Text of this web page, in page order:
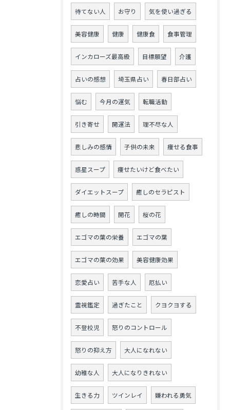
待てない人 お守り 気を使い過ぎる
美容健康 健康 健康食 食事管理
インカローズ最高級 目標願望 介護
占いの感想 埼玉県占い 春日部占い
悩む 今月の運気 転職活動
引き寄せ 開運法 理不尽な人
悲しみの感情 子供の未来 痩せる食事
惑星スープ 痩せたいけど食べたい
ダイエットスープ 癒しのセラピスト
癒しの時間 開花 桜の花
エゴマの葉の栄養 エゴマの葉
エゴマの葉の効果 美容健康効果
恋愛占い 苦手な人 厄払い
霊視鑑定 過ぎたこと クヨクヨする
不登校児 怒りのコントロール
怒りの抑え方 大人になれない
幼稚な人 大人になりきれない
生きる力 ツインレイ 嫌われる勇気